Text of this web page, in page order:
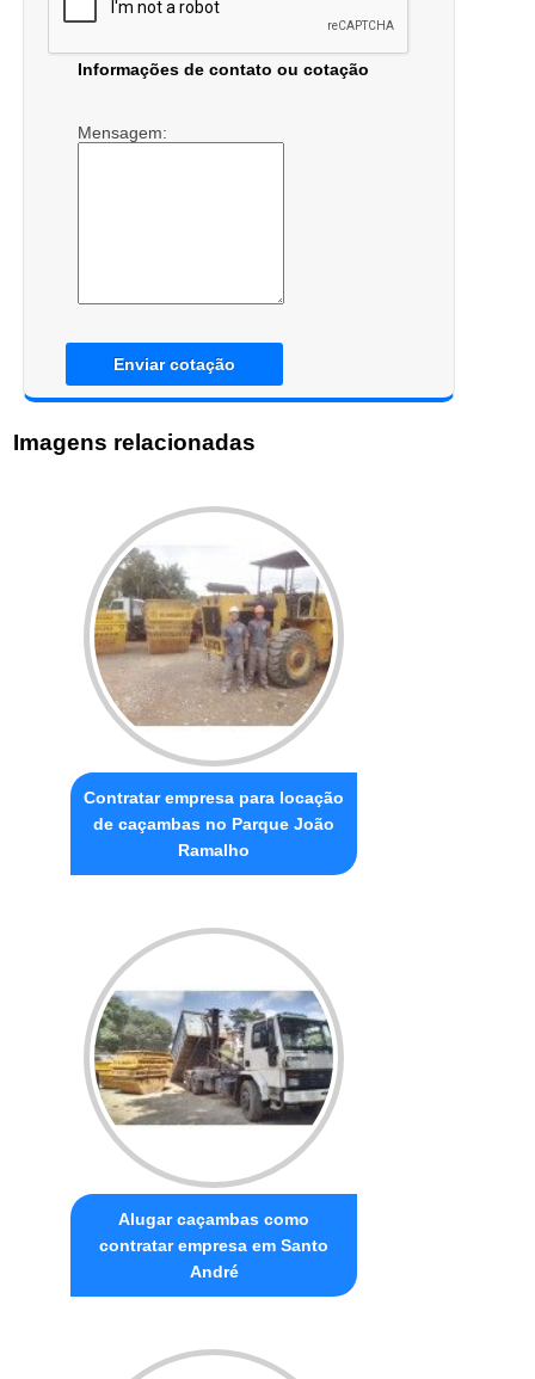
Informações de contato ou cotação
Mensagem:
Enviar cotação
Imagens relacionadas
Contratar empresa para locação
de caçambas no Parque João
Ramalho
Alugar caçambas como
contratar empresa em Santo
André